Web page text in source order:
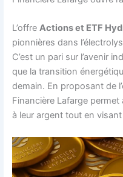
L’offreActions et ETF
pionnières dans
C’est un pari sur l’avenir
que la transition
demain. En proposant de
Financière Lafarge
à leur argent tout en